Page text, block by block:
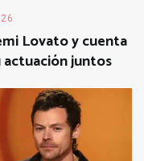
Lovato y cuenta
actuación juntos